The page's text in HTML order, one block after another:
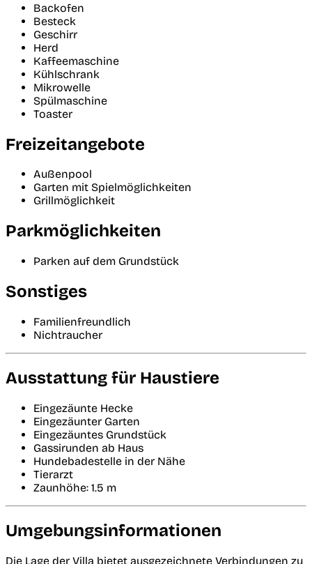
Backofen
Besteck
Geschirr
Herd
Kaffeemaschine
Kühlschrank
Mikrowelle
Spülmaschine
Toaster
Freizeitangebote
Außenpool
Garten mit Spielmöglichkeiten
Grillmöglichkeit
Parkmöglichkeiten
Parken auf dem Grundstück
Sonstiges
Familienfreundlich
Nichtraucher
Ausstattung für Haustiere
Eingezäunte Hecke
Eingezäunter Garten
Eingezäuntes Grundstück
Gassirunden ab Haus
Hundebadestelle in der Nähe
Tierarzt
Zaunhöhe: 1.5 m
Umgebungsinformationen
Die Lage der Villa bietet ausgezeichnete Verbindungen zu